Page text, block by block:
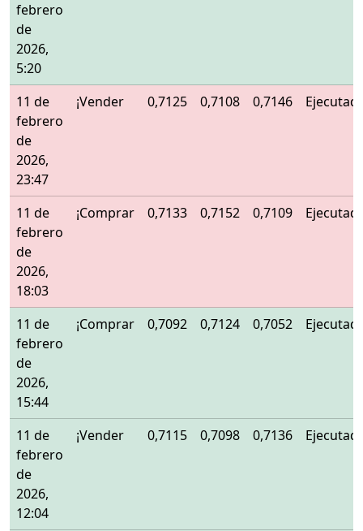
febrero
de
2026,
5:20
11 de
febrero
de
2026,
23:47
¡Vender 0,7125 0,7108 0,7146
11 de
febrero
de
2026,
18:03
¡Comprar 0,7133 0,7152 0,7109
11 de
febrero
de
2026,
15:44
¡Comprar 0,7092 0,7124 0,7052
11 de
febrero
de
2026,
12:04
¡Vender 0,7115 0,7098 0,7136